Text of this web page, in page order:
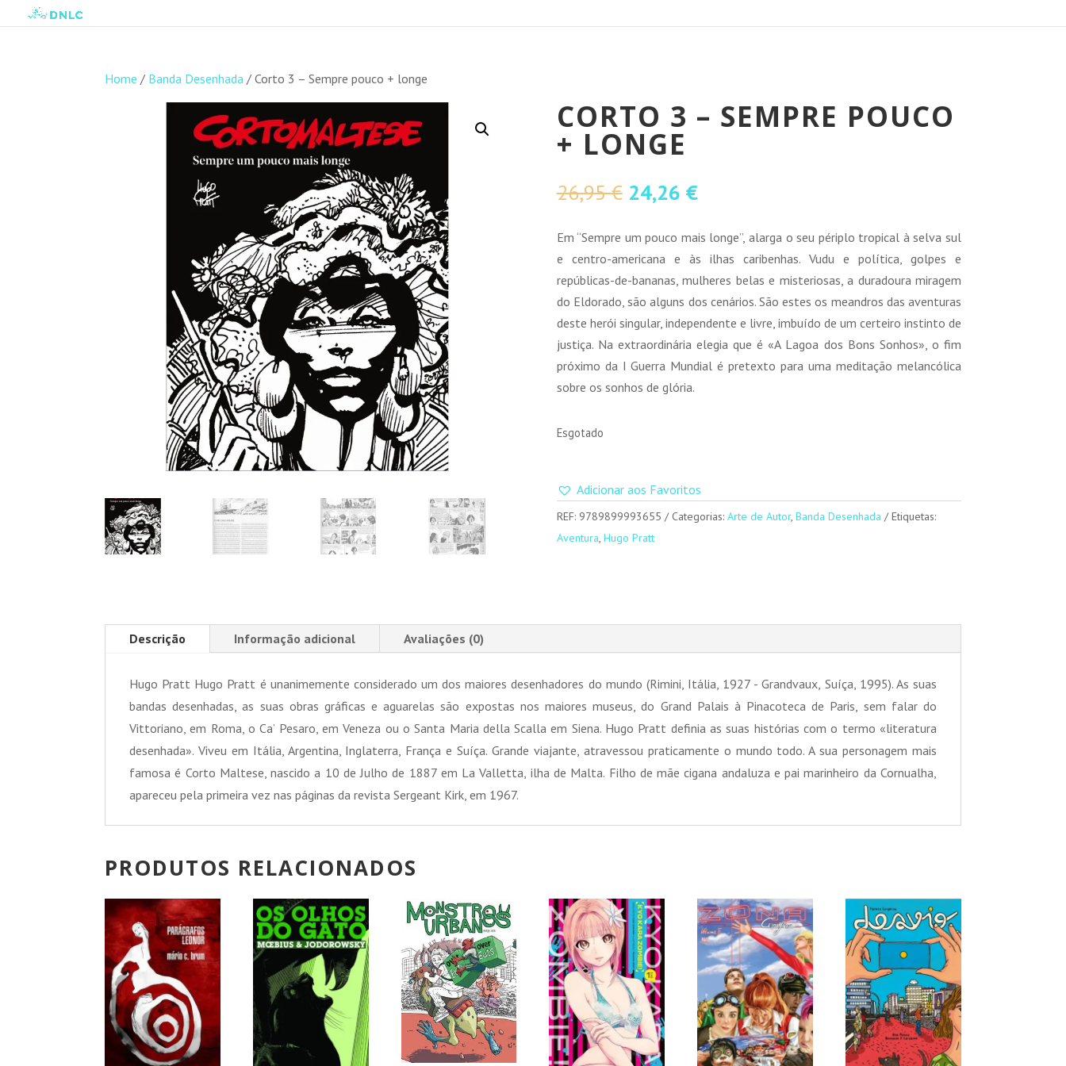
Home / Banda Desenhada / Corto 3 – Sempre pouco + longe
CORTO 3 – SEMPRE POUCO
+ LONGE
26,95€ O
original
era:
26,95 €.
24,26 €O
atual
é:
24,26 €.
Em “Sempre um pouco mais longe”, alarga o seu périplo tropical à selva sul
e centro-americana e às ilhas caribenhas. Vudu e política, golpes e
repúblicas-de-bananas, mulheres belas e misteriosas, a duradoura miragem
do Eldorado, são alguns dos cenários. São estes os meandros das aventuras
deste herói singular, independente e livre, imbuído de um certeiro instinto de
justiça. Na extraordinária elegia que é «A Lagoa dos Bons Sonhos», o fim
próximo da I Guerra Mundial é pretexto para uma meditação melancólica
sobre os sonhos de glória.
Esgotado
Adicionar aos Favoritos
REF: 9789899993655 Categorias: Arte de Autor, Banda Desenhada
Etiquetas:
Aventura Hugo Pratt
Descrição Informação adicional Avaliações (0)
Hugo Pratt Hugo Pratt é unanimemente considerado um dos maiores desenhadores do mundo (Rimini, Itália, 1927 - Grandvaux, Suíça, 1995). As suas
bandas desenhadas, as suas obras gráficas e aguarelas são expostas nos maiores museus, do Grand Palais à Pinacoteca de Paris, sem falar do
Vittoriano, em Roma, o Ca’ Pesaro, em Veneza ou o Santa Maria della Scalla em Siena. Hugo Pratt definia as suas histórias com o termo «literatura
desenhada». Viveu em Itália, Argentina, Inglaterra, França e Suíça. Grande viajante, atravessou praticamente o mundo todo. A sua personagem mais
famosa é Corto Maltese, nascido a 10 de Julho de 1887 em La Valletta, ilha de Malta. Filho de mãe cigana andaluza e pai marinheiro da Cornualha,
apareceu pela primeira vez nas páginas da revista Sergeant Kirk, em 1967.
PRODUTOS RELACIONADOS
PROMOÇÃO! PROMOÇÃO! PROMOÇÃO! PROMOÇÃO! PROMOÇÃO!